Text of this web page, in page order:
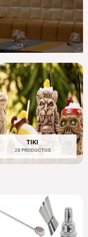
TIKI
28 PRODUCTOS